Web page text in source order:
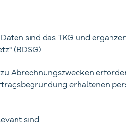
sind das TKG und
(BDSG).
Abrechnungszwecken
erhaltenen
sind